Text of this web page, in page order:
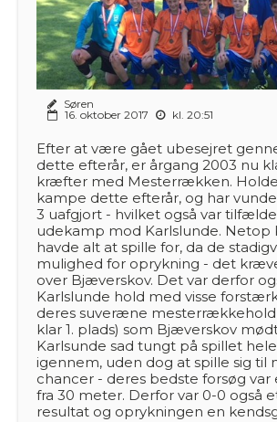
Søren
16. oktober 2017
kl. 20:51
Efter at være gået ubesejret
dette efterår, er årgang 2003 nu
kræfter med Mesterrækken.
kampe dette efterår, og har
3 uafgjort - hvilket også var
udekamp mod Karlslunde. Netop
havde alt at spille for, da de
mulighed for oprykning - det
over Bjæverskov. Det var derfor
Karlslunde hold med visse
deres suveræne
klar 1. plads) som Bjæverskov
Karlsunde sad tungt på spillet
igennem, uden dog at spille sig til
chancer - deres bedste forsøg var
fra 30 meter. Derfor var 0-0 også
resultat og oprykningen en